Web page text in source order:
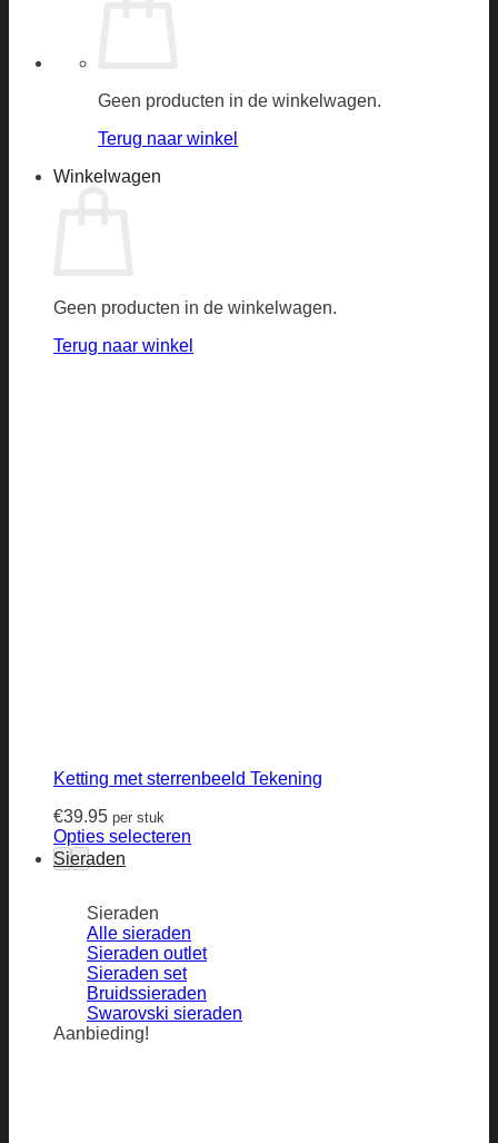
Geen producten in de winkelwagen.
Terug naar winkel
Winkelwagen
Geen producten in de winkelwagen.
Terug naar winkel
Ketting met sterrenbeeld Tekening
€39.95 per stuk
Opties selecteren
Sieraden
Sieraden
Alle sieraden
Sieraden outlet
Sieraden set
Bruidssieraden
Swarovski sieraden
Aanbieding!